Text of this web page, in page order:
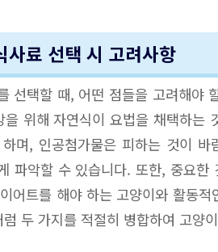
사료 선택 시 고려사항
선택할 때, 어떤 점들을 고려해야
을 위해 자연식이 요법을 채택하는
며, 인공첨가물은 피하는 것이
파악할 수 있습니다. 또한, 중요
어트를 해야 하는 고양이와 활동
두 가지를 적절히 병합하여 고양